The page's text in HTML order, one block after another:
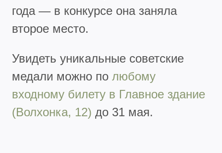
года — в конкурсе она заняла
второе место.
Увидеть уникальные советские
медали можно по любому
входному билету в Главное здание
(Волхонка, 12) до 31 мая.